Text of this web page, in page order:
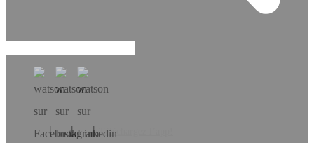
Téléchargez l’app!